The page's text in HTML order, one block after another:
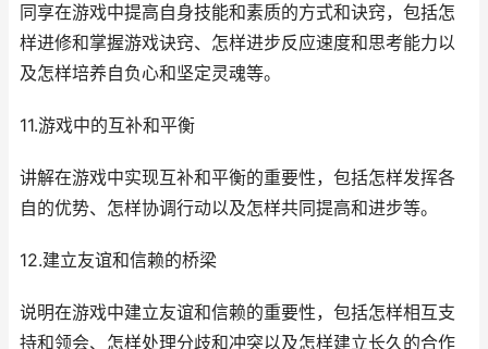
同享在游戏中提高自身技能和素质的方式和诀窍，包括怎
样进修和掌握游戏诀窍、怎样进步反应速度和思考能力以
及怎样培养自负心和坚定灵魂等。
11.游戏中的互补和平衡
讲解在游戏中实现互补和平衡的重要性，包括怎样发挥各
自的优势、怎样协调行动以及怎样共同提高和进步等。
12.建立友谊和信赖的桥梁
说明在游戏中建立友谊和信赖的重要性，包括怎样相互支
持和领会、怎样处理分歧和冲突以及怎样建立长久的合作